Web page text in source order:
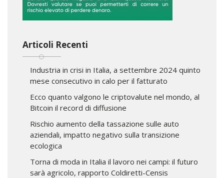
Articoli Recenti
Industria in crisi in Italia, a settembre 2024 quinto
mese consecutivo in calo per il fatturato
Ecco quanto valgono le criptovalute nel mondo, al
Bitcoin il record di diffusione
Rischio aumento della tassazione sulle auto
aziendali, impatto negativo sulla transizione
ecologica
Torna di moda in Italia il lavoro nei campi: il futuro
sarà agricolo, rapporto Coldiretti-Censis